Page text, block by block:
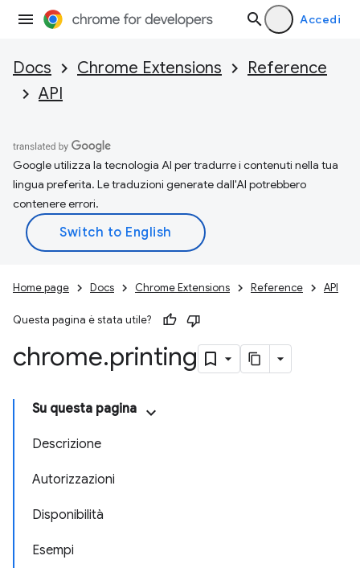
Accedi
Docs Chrome Extensions
Reference
API
Google utilizza la tecnologia AI per tradurre i contenuti nella tua
lingua preferita. Le traduzioni generate dall'AI potrebbero
contenere errori.
Home page Docs Chrome Extensions Reference API
Questa pagina è stata utile?
chrome.printing
Su questa pagina
Descrizione
Autorizzazioni
Disponibilità
Esempi